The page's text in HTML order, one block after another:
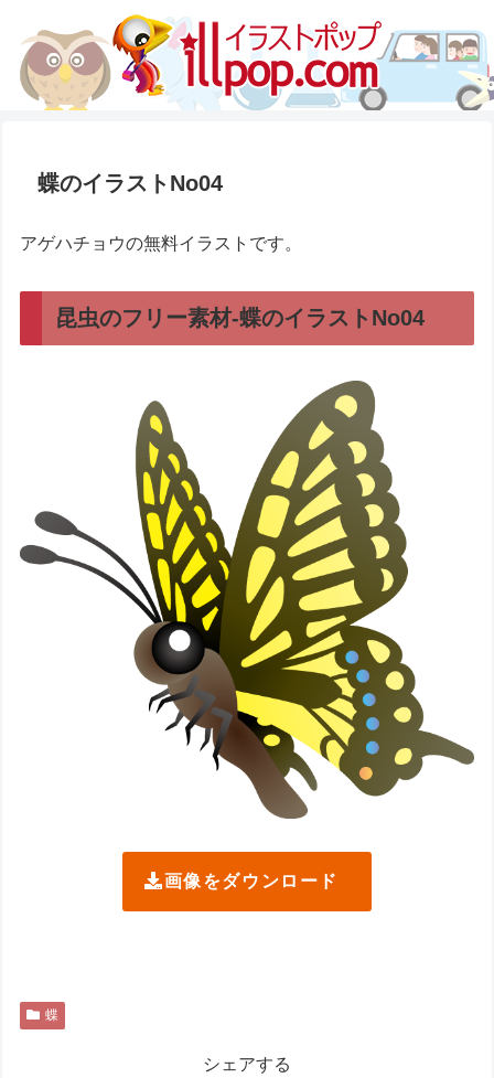
蝶のイラストNo04
アゲハチョウの無料イラストです。
昆虫のフリー素材-蝶のイラストNo04
画像をダウンロード
蝶
シェアする